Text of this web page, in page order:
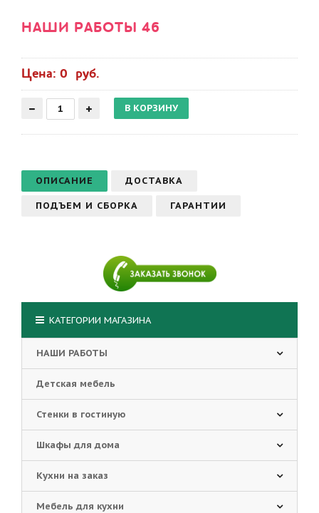
НАШИ РАБОТЫ 46
Цена: 0 руб.
ОПИСАНИЕ ДОСТАВКА
ПОДЪЕМ И СБОРКА ГАРАНТИИ
КАТЕГОРИИ МАГАЗИНА
НАШИ РАБОТЫ
Детская мебель
Стенки в гостиную
Шкафы для дома
Кухни на заказ
Мебель для кухни